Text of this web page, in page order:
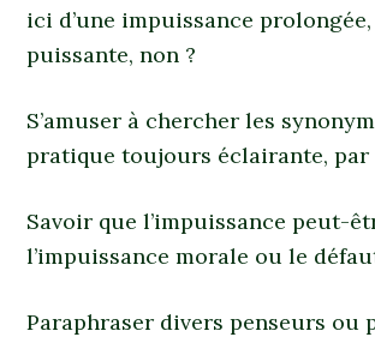
ici d’une impuissance
puissante, non ?
S’amuser à chercher les
pratique toujours éclairante,
Savoir que l’impuissance peut-
l’impuissance morale ou le
Paraphraser divers penseurs ou